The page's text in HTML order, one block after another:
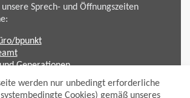
werden nur unbedingt erforderliche
Cookies) gemäß unseres
Sprech- und Öffnungszeiten
bpunkt
Generationen